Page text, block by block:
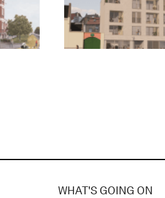
WHAT'S GOING ON